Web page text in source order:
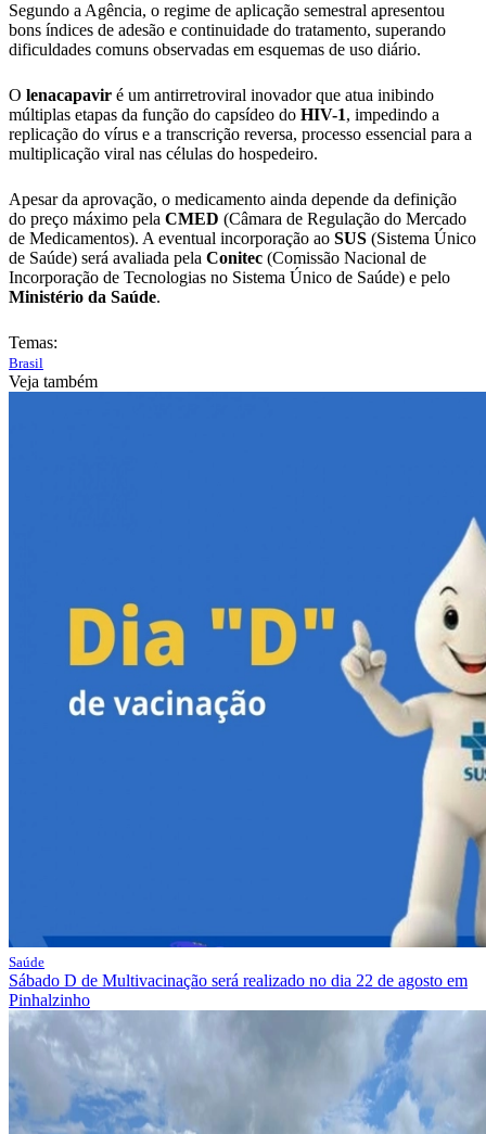
Segundo a Agência, o regime de aplicação semestral apresentou
bons índices de adesão e continuidade do tratamento, superando
dificuldades comuns observadas em esquemas de uso diário.
O lenacapavir é um antirretroviral inovador que atua inibindo
múltiplas etapas da função do capsídeo do HIV-1, impedindo a
replicação do vírus e a transcrição reversa, processo essencial para a
multiplicação viral nas células do hospedeiro.
Apesar da aprovação, o medicamento ainda depende da definição
do preço máximo pela CMED (Câmara de Regulação do Mercado
de Medicamentos). A eventual incorporação ao SUS (Sistema Único
de Saúde) será avaliada pela Conitec (Comissão Nacional de
Incorporação de Tecnologias no Sistema Único de Saúde) e pelo
Ministério da Saúde.
Temas:
Brasil
Veja também
Saúde
Sábado D de Multivacinação será realizado no dia 22 de agosto em
Pinhalzinho